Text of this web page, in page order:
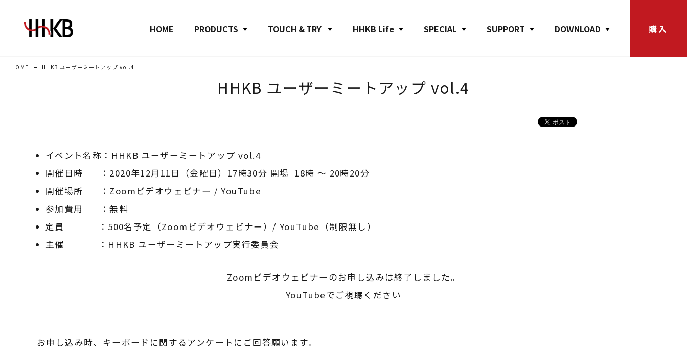
HOME PRODUCTS TOUCH & TRY HHKB Life SPECIAL SUPPORT DOWNLOAD 購入
HOME HHKB ユーザーミートアップ vol.4
HHKB ユーザーミートアップ vol.4
イベント名称：HHKB ユーザーミートアップ vol.4
開催日時
：2020年12月11日（金曜日）17時30分 開場 18時 ～ 20時20分
開催場所
：Zoomビデオウェビナー / YouTube
参加費用
：無料
定員
：500名予定（Zoomビデオウェビナー）/ YouTube（制限無し）
主催
：HHKB ユーザーミートアップ実行委員会
Zoomビデオウェビナーのお申し込みは終了しました。
YouTubeでご視聴ください
お申し込み時、キーボードに関するアンケートにご回答願います。